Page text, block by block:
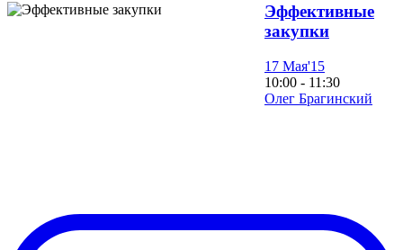
Эффективные
закупки
17 Мая'15
10:00 - 11:30
Олег Брагинский